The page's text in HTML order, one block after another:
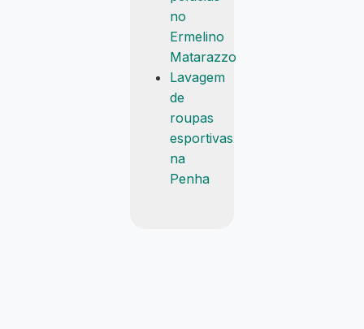
no
Ermelino
Matarazzo
Lavagem
de
roupas
esportivas
na
Penha